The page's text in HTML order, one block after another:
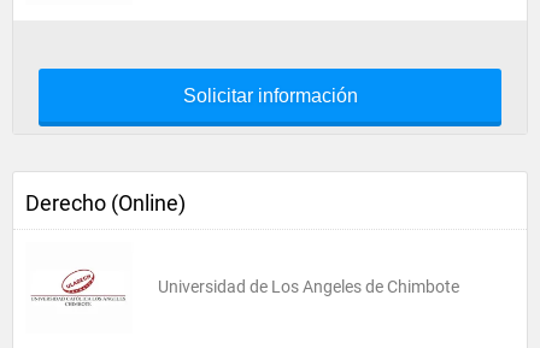
Solicitar información
Derecho (Online)
Universidad de Los Angeles de Chimbote